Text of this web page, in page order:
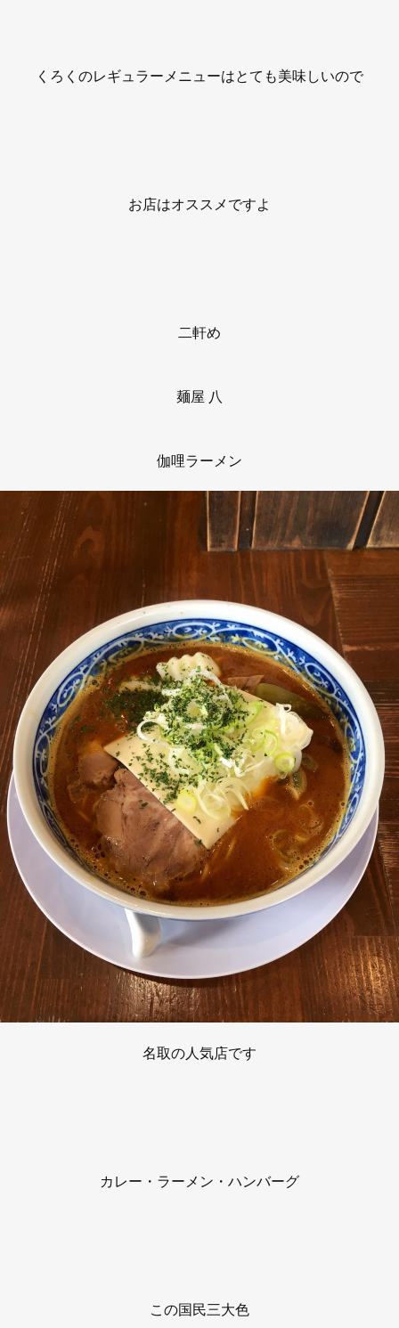
くろくのレギュラーメニューはとても美味しいので
お店はオススメですよ
二軒め
麺屋 八
伽哩ラーメン
名取の人気店です
カレー・ラーメン・ハンバーグ
この国民三大色